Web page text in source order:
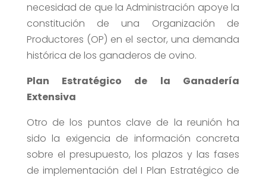
necesidad de que la Administración apoye la
constitución de una Organización de
Productores (OP) en el sector, una demanda
histórica de los ganaderos de ovino.
Plan Estratégico de la Ganadería
Extensiva
Otro de los puntos clave de la reunión ha
sido la exigencia de información concreta
sobre el presupuesto, los plazos y las fases
de implementación del I Plan Estratégico de